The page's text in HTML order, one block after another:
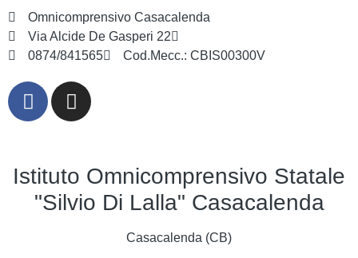
Omnicomprensivo Casacalenda
Via Alcide De Gasperi 22
0874/841565
Cod.Mecc.: CBIS00300V
Istituto Omnicomprensivo Statale
"Silvio Di Lalla" Casacalenda
Casacalenda (CB)